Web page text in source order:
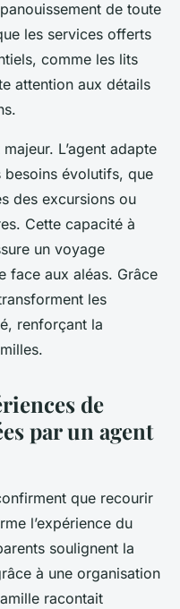
de toute
les services offerts
comme les lits
attention aux détails
L’agent adapte
évolutifs, que
des excursions ou
Cette capacité à
un voyage
face aux aléas. Grâce
les
renforçant la
de
par un agent
que recourir
l’expérience du
soulignent la
à une organisation
racontait